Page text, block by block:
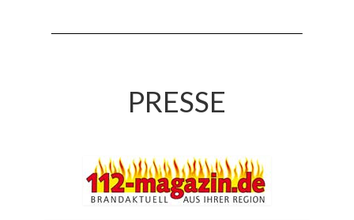
Staffellöschfahrzeug StLF 20/25
Rüstwagen RW 1
Gerätewagen Logistik GW-L 2
Tanklöschfahrzeug TLF 16/24 Tr
PRESSE